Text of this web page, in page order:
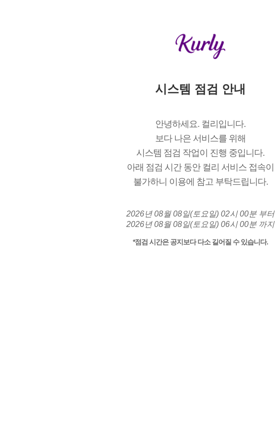
시스템 점검 안내
안녕하세요. 컬리입니다.
보다 나은 서비스를 위해
시스템 점검 작업이 진행 중입니다.
아래 점검 시간 동안 컬리 서비스 접속이
불가하니 이용에 참고 부탁드립니다.
2026년 08월 08일(토요일) 02시 00분 부터
2026년 08월 08일(토요일) 06시 00분 까지
*점검 시간은 공지보다 다소 길어질 수 있습니다.